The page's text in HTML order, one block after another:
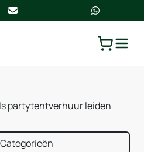
partytentverhuur leiden